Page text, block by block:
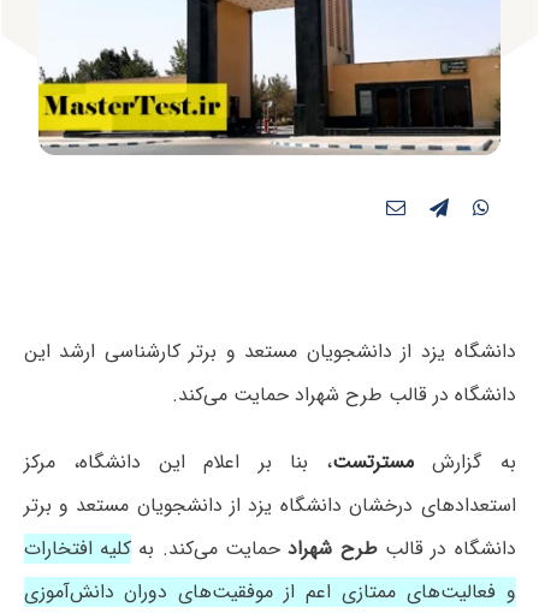
دانشگاه یزد از دانشجویان مستعد و برتر کارشناسی ارشد این
دانشگاه در قالب طرح شهراد حمایت می‌کند.
به گزارش مسترتست، بنا بر اعلام این دانشگاه، مرکز
استعدادهای درخشان دانشگاه یزد از دانشجویان مستعد و برتر
دانشگاه در قالبطرح شهرادحمایت می‌کند. بهکلیه افتخارات
و فعالیت‌های ممتازی اعم از موفقیت‌های دوران دانش‌آموزی